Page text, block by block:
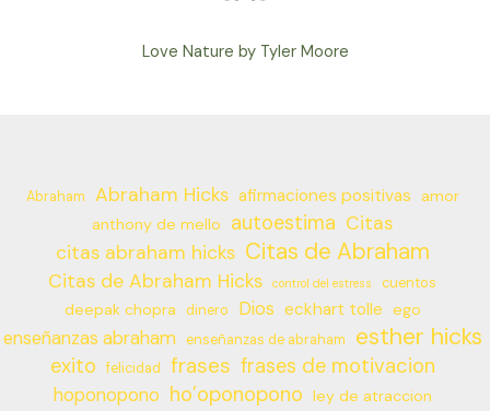
Love Nature by Tyler Moore
Abraham Abraham Hicks afirmaciones positivas
amor
anthony de mello
autoestima Citas
citas abraham hicks Citas de Abraham
Citas de Abraham Hicks control del estress cuentos
deepak chopra dinero Dios eckhart tolle ego
enseñanzas abraham enseñanzas de abraham esther hicks
exito felicidad frases frases de motivacion
hoponopono ho’oponopono ley de atraccion